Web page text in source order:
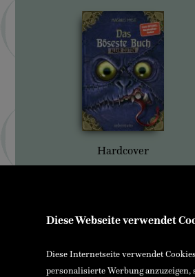
Hardcover
Diese Webseite verwendet
Diese Internetseite verwendet
personalisierte Werbung